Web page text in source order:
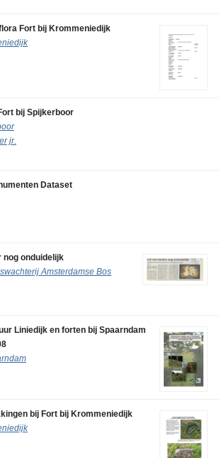
Fort bij Krommeniedijk
bij Spijkerboor
jr.
Dataset
nog onduidelijk
Amsterdamse Bos
Liniedijk en forten bij Spaarndam
bij Fort bij Krommeniedijk